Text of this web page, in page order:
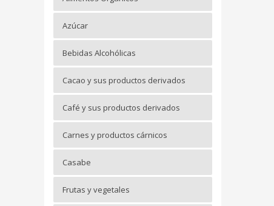
Azúcar
Bebidas Alcohólicas
Cacao y sus productos derivados
Café y sus productos derivados
Carnes y productos cárnicos
Casabe
Frutas y vegetales